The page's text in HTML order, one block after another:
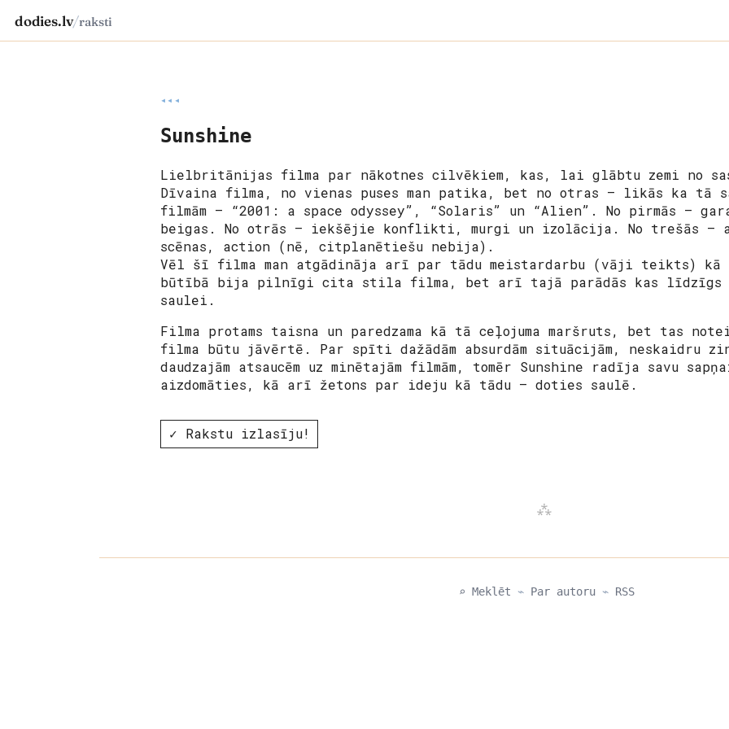
dodies.lv/raksti
◂◂◂
Sunshine
Lielbritānijas filma par nākotnes cilvēkiem, kas, lai glābtu zemi no
Dīvaina filma, no vienas puses man patika, bet no otras – likās ka tā
filmām – “2001: a space odyssey”, “Solaris” un “Alien”. No pirmās –
beigas. No otrās – iekšējie konflikti, murgi un izolācija. No trešās –
scēnas, action (nē, citplanētiešu nebija).
Vēl šī filma man atgādināja arī par tādu meistardarbu (vāji teikts) kā
būtībā bija pilnīgi cita stila filma, bet arī tajā parādās kas līdzīgs
saulei.
Filma protams taisna un paredzama kā tā ceļojuma maršruts, bet tas
filma būtu jāvērtē. Par spīti dažādām absurdām situācijām, neskaidru
daudzajām atsaucēm uz minētajām filmām, tomēr Sunshine radīja savu
aizdomāties, kā arī žetons par ideju kā tādu – doties saulē.
✓ Rakstu izlasīju!
⌕ Meklēt ⌁ Par autoru ⌁ RSS